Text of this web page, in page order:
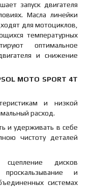
запуск двигателя
Масла линейки
для мотоциклов,
температурных
оптимальное
и снижение
MOTO SPORT 4T
и низкой
расход.
и удерживать в себе
чистоту деталей
сцепление дисков
и
системах